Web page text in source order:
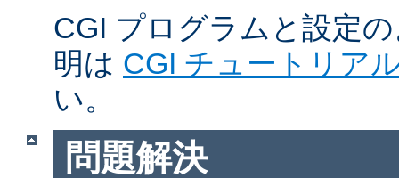
CGI プログラムと設定
明は CGI チュートリア
い。
問題解決